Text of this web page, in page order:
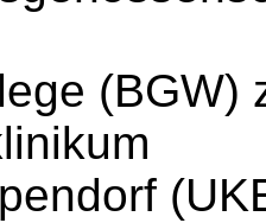
(BGW)